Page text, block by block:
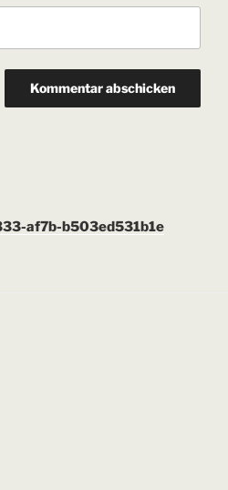
af7b-b503ed531b1e